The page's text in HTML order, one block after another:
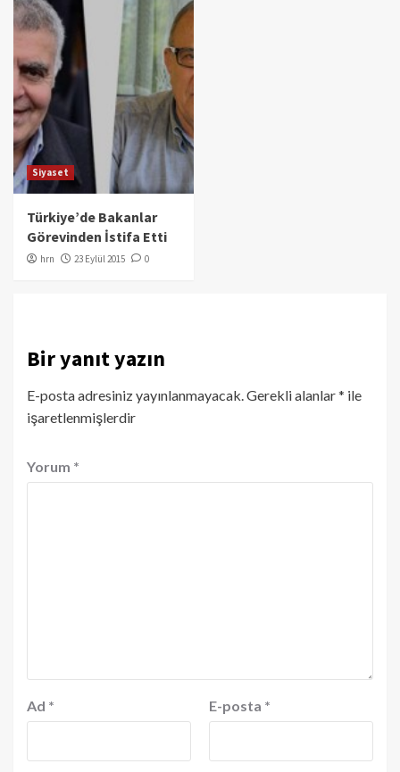
Siyaset
Türkiye’de Bakanlar
Görevinden İstifa Etti
hrn 23 Eylül 2015 0
Bir yanıt yazın
E-posta adresiniz yayınlanmayacak.Gerekli alanlar* ile
işaretlenmişlerdir
Yorum *
Ad * E-posta *